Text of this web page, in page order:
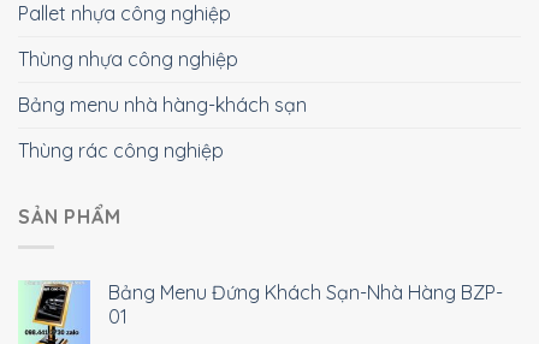
Pallet nhựa công nghiệp
Thùng nhựa công nghiệp
Bảng menu nhà hàng-khách sạn
Thùng rác công nghiệp
SẢN PHẨM
Bảng Menu Đứng Khách Sạn-Nhà Hàng BZP-
01